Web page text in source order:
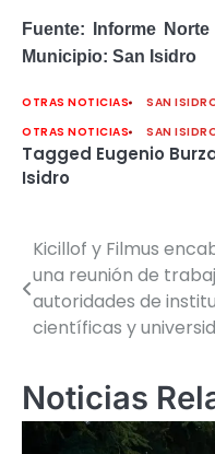
Fuente: Informe
Municipio: San Isidro
OTRAS NOTICIAS
SAN
OTRAS NOTICIAS
SAN
Tagged Eugenio
Isidro
Navegación
de
entradas
Kicillof y Filmus
una reunión de
autoridades de
científicas y
Noticias